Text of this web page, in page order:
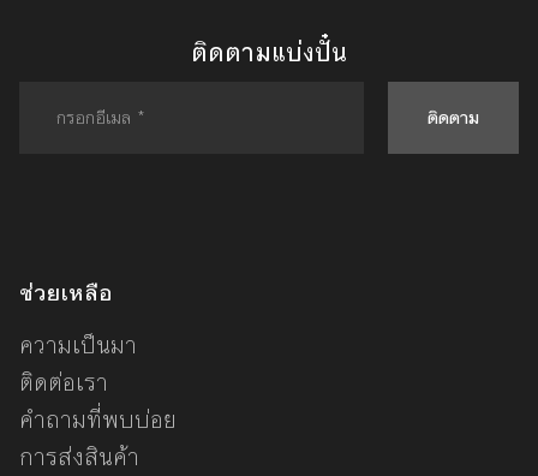
ติดตามแบ่งปั๋น
ติดตาม
ช่วยเหลือ
ความเป็นมา
ติดต่อเรา
คำถามที่พบบ่อย
การส่งสินค้า